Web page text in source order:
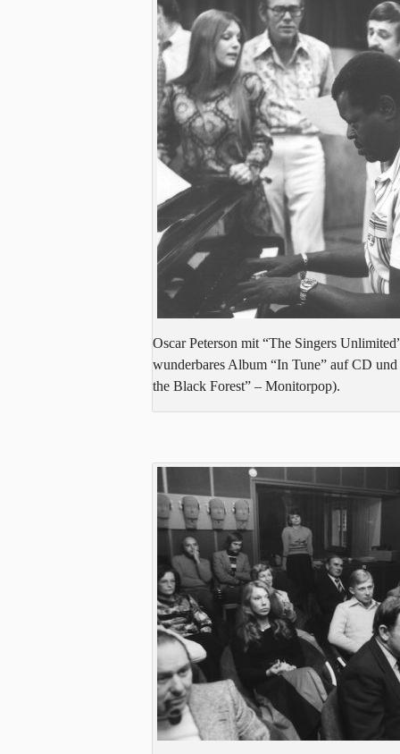
Oscar Peterson mit “The Singers
wunderbares Album “In Tune” auf CD
the Black Forest” – Monitorpop).